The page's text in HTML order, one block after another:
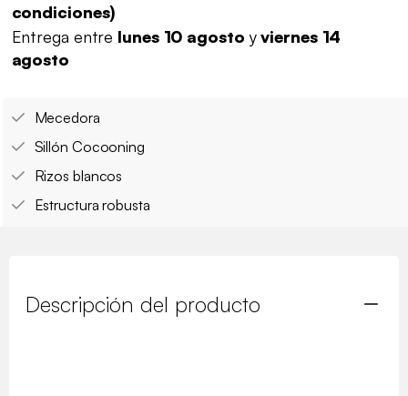
condiciones)
Entrega entre lunes 10 agosto yviernes 14
agosto
Mecedora
Sillón Cocooning
Rizos blancos
Estructura robusta
Descripción del producto